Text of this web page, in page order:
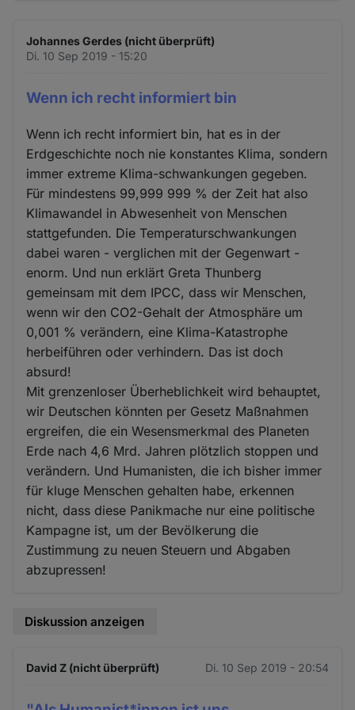
Johannes Gerdes (nicht überprüft)
Di. 10 Sep 2019 - 15:20
Wenn ich recht informiert bin
Wenn ich recht informiert bin, hat es in der
Erdgeschichte noch nie konstantes Klima, sondern
immer extreme Klima-schwankungen gegeben.
Für mindestens 99,999 999 % der Zeit hat also
Klimawandel in Abwesenheit von Menschen
stattgefunden. Die Temperaturschwankungen
dabei waren - verglichen mit der Gegenwart -
enorm. Und nun erklärt Greta Thunberg
gemeinsam mit dem IPCC, dass wir Menschen,
wenn wir den CO2-Gehalt der Atmosphäre um
0,001 % verändern, eine Klima-Katastrophe
herbeiführen oder verhindern. Das ist doch
absurd!
Mit grenzenloser Überheblichkeit wird behauptet,
wir Deutschen könnten per Gesetz Maßnahmen
ergreifen, die ein Wesensmerkmal des Planeten
Erde nach 4,6 Mrd. Jahren plötzlich stoppen und
verändern. Und Humanisten, die ich bisher immer
für kluge Menschen gehalten habe, erkennen
nicht, dass diese Panikmache nur eine politische
Kampagne ist, um der Bevölkerung die
Zustimmung zu neuen Steuern und Abgaben
abzupressen!
Diskussion anzeigen
David Z (nicht überprüft) Di. 10 Sep 2019 - 20:54